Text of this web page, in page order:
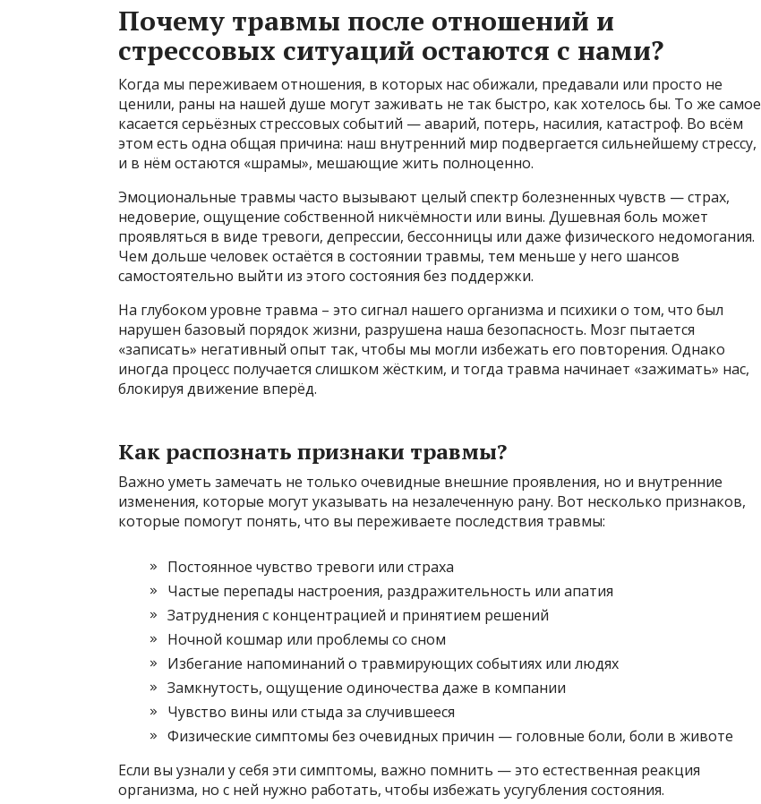
Почему травмы после отношений и
стрессовых ситуаций остаются с нами?
Когда мы переживаем отношения, в которых нас обижали, предавали или просто не
ценили, раны на нашей душе могут заживать не так быстро, как хотелось бы. То же самое
касается серьёзных стрессовых событий — аварий, потерь, насилия, катастроф. Во всём
этом есть одна общая причина: наш внутренний мир подвергается сильнейшему стрессу,
и в нём остаются «шрамы», мешающие жить полноценно.
Эмоциональные травмы часто вызывают целый спектр болезненных чувств — страх,
недоверие, ощущение собственной никчёмности или вины. Душевная боль может
проявляться в виде тревоги, депрессии, бессонницы или даже физического недомогания.
Чем дольше человек остаётся в состоянии травмы, тем меньше у него шансов
самостоятельно выйти из этого состояния без поддержки.
На глубоком уровне травма – это сигнал нашего организма и психики о том, что был
нарушен базовый порядок жизни, разрушена наша безопасность. Мозг пытается
«записать» негативный опыт так, чтобы мы могли избежать его повторения. Однако
иногда процесс получается слишком жёстким, и тогда травма начинает «зажимать» нас,
блокируя движение вперёд.
Как распознать признаки травмы?
Важно уметь замечать не только очевидные внешние проявления, но и внутренние
изменения, которые могут указывать на незалеченную рану. Вот несколько признаков,
которые помогут понять, что вы переживаете последствия травмы:
Постоянное чувство тревоги или страха
Частые перепады настроения, раздражительность или апатия
Затруднения с концентрацией и принятием решений
Ночной кошмар или проблемы со сном
Избегание напоминаний о травмирующих событиях или людях
Замкнутость, ощущение одиночества даже в компании
Чувство вины или стыда за случившееся
Физические симптомы без очевидных причин — головные боли, боли в животе
Если вы узнали у себя эти симптомы, важно помнить — это естественная реакция
организма, но с ней нужно работать, чтобы избежать усугубления состояния.